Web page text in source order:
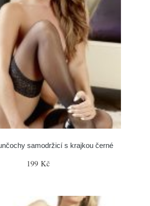
samodržicí s krajkou černé
199 Kč